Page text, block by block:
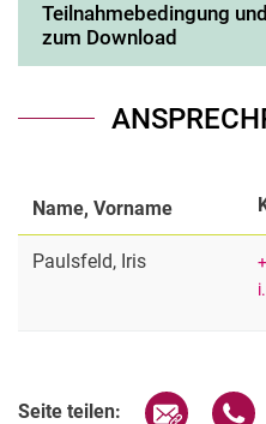
Teilnahmebedingung
zum Download
Name, Vorname
Paulsfeld, Iris
Seite teilen: Seite